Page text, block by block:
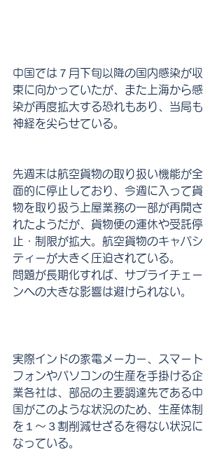
中国では７月下旬以降の国内感染が収
束に向かっていたが、また上海から感
染が再度拡大する恐れもあり、当局も
神経を尖らせている。
先週末は航空貨物の取り扱い機能が全
面的に停止しており、今週に入って貨
物を取り扱う上屋業務の一部が再開さ
れたようだが、貨物便の運休や受託停
止・制限が拡大。航空貨物のキャパシ
ティーが大きく圧迫されている。
問題が長期化すれば、サプライチェー
ンへの大きな影響は避けられない。
実際インドの家電メーカー、スマート
フォンやパソコンの生産を手掛ける企
業各社は、部品の主要調達先である中
国がこのような状況のため、生産体制
を１～３割削減せざるを得ない状況に
なっている。